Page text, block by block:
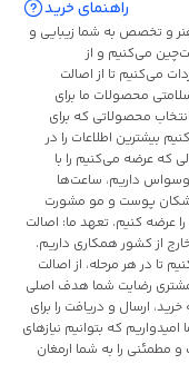
راهنمای خرید
و تخصص به شما زیبایی و
می‌کنیم و از
می‌کنیم تا از اصالت
محصولات ما برای
محصولاتی که برای
بیشترین اطلاعات را در
که عرضه می‌کنیم را با
وسواس داریم، ساعت‌ها
پوست و مو مشورت
عرضه کنیم. تعهد ما: اصالت
از کشور همکاری داریم.
تا در هر مرحله، از اصالت
مشتری رضایت شما هدف اصلی
ارسال و دریافت را برای
که بتوانیم نیازهای
مطمئنی را به شما ارمغان